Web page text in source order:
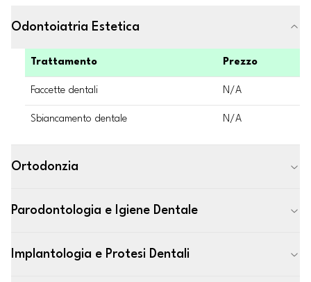
Odontoiatria Estetica
Trattamento Prezzo
Faccette dentali N/A
Sbiancamento dentale N/A
Ortodonzia
Parodontologia e Igiene Dentale
Implantologia e Protesi Dentali